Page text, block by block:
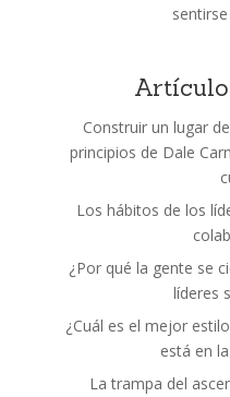
Construir un lugar
principios de Dale
Los hábitos de los
¿Por qué la gente se
líderes
¿Cuál es el mejor
está en
La trampa del